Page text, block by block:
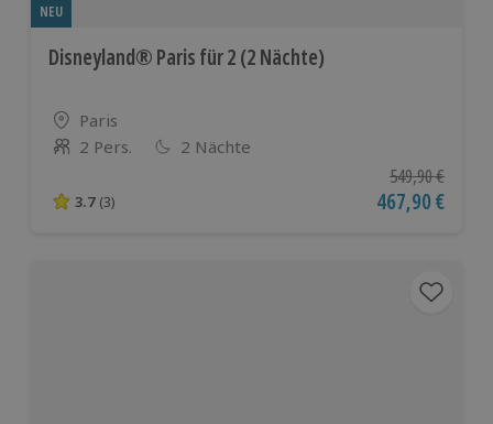
NEU
Disneyland® Paris für 2 (2 Nächte)
Standort
Paris
Anzahl der Teilnehmer
2 Pers. 2 Nächte
3.7 von 5 Sternen basierend auf 3 Bewertungen
3.7 (3)
Ursprünglicher
549,90 €
Aktueller Preis
467,90 €